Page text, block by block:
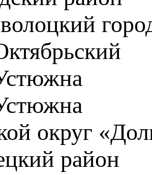
округ
район